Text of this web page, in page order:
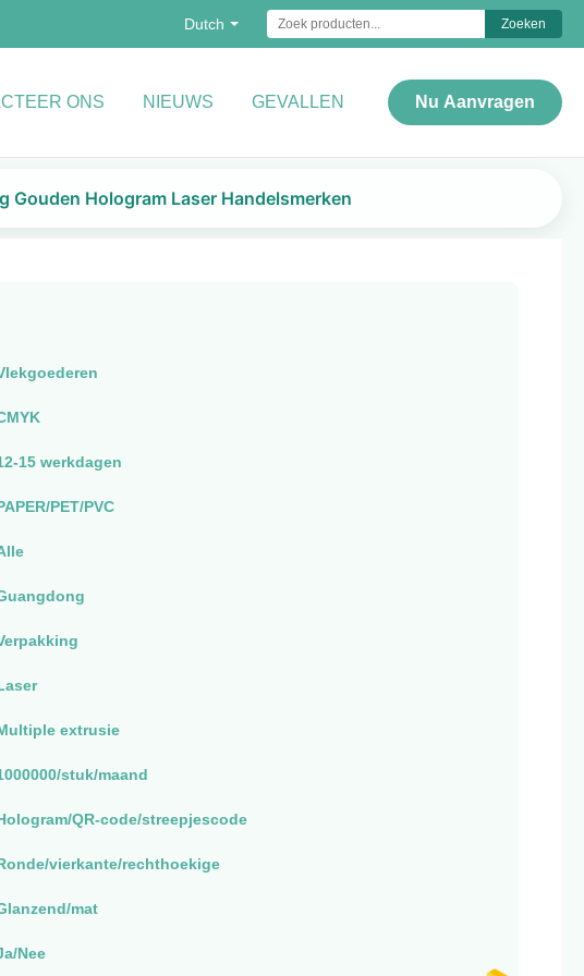
Dutch Zoeken
ONS NIEUWS GEVALLEN Nu Aanvragen
Hologram Laser Handelsmerken
15 werkdagen
PET/PVC
extrusie
stuk/maand
QR-code/streepjescode
vierkante/rechthoekige
mat
Nee